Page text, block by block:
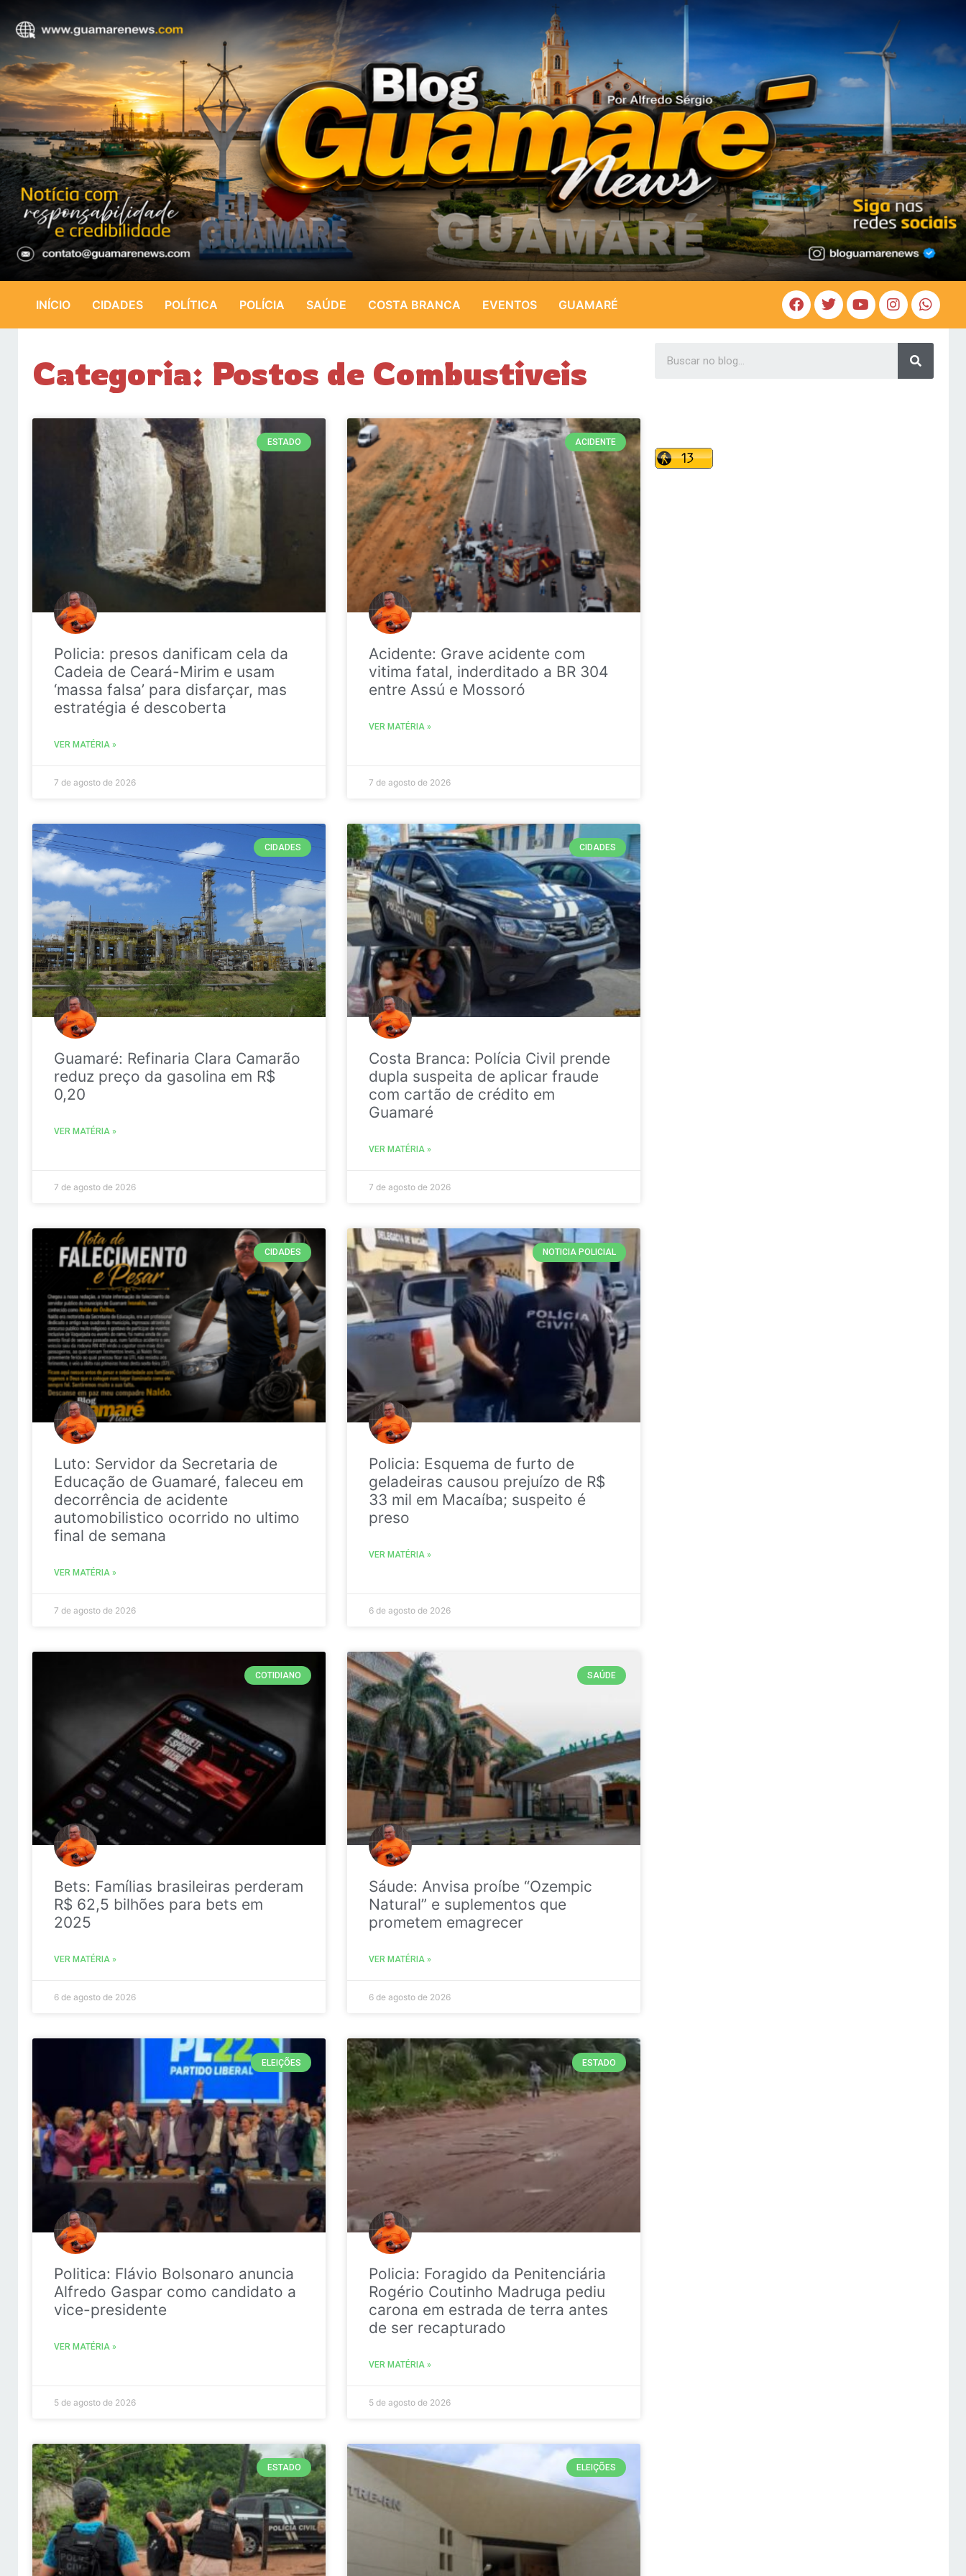
INÍCIO CIDADES POLÍTICA POLÍCIA SAÚDE COSTA BRANCA EVENTOS GUAMARÉ
Categoria: Postos de Combustiveis
ESTADO
Policia: presos danificam cela da
Cadeia de Ceará-Mirim e usam
‘massa falsa’ para disfarçar, mas
estratégia é descoberta
VER MATÉRIA »
7 de agosto de 2026
ACIDENTE
Acidente: Grave acidente com
vitima fatal, inderditado a BR 304
entre Assú e Mossoró
VER MATÉRIA »
7 de agosto de 2026
CIDADES
Guamaré: Refinaria Clara Camarão
reduz preço da gasolina em R$
0,20
VER MATÉRIA »
7 de agosto de 2026
CIDADES
Costa Branca: Polícia Civil prende
dupla suspeita de aplicar fraude
com cartão de crédito em
Guamaré
VER MATÉRIA »
7 de agosto de 2026
CIDADES
Luto: Servidor da Secretaria de
Educação de Guamaré, faleceu em
decorrência de acidente
automobilistico ocorrido no ultimo
final de semana
VER MATÉRIA »
7 de agosto de 2026
NOTICIA POLICIAL
Policia: Esquema de furto de
geladeiras causou prejuízo de R$
33 mil em Macaíba; suspeito é
preso
VER MATÉRIA »
6 de agosto de 2026
COTIDIANO
Bets: Famílias brasileiras perderam
R$ 62,5 bilhões para bets em
2025
VER MATÉRIA »
6 de agosto de 2026
SAÚDE
Sáude: Anvisa proíbe “Ozempic
Natural” e suplementos que
prometem emagrecer
VER MATÉRIA »
6 de agosto de 2026
ELEIÇÕES
Politica: Flávio Bolsonaro anuncia
Alfredo Gaspar como candidato a
vice-presidente
VER MATÉRIA »
5 de agosto de 2026
ESTADO
Policia: Foragido da Penitenciária
Rogério Coutinho Madruga pediu
carona em estrada de terra antes
de ser recapturado
VER MATÉRIA »
5 de agosto de 2026
ESTADO ELEIÇÕES